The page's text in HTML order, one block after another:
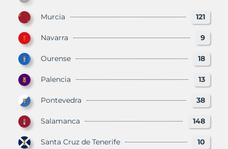
Murcia 121
Navarra 9
Ourense 18
Palencia 13
Pontevedra 38
Salamanca 148
Santa Cruz de Tenerife 10